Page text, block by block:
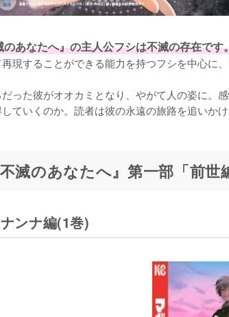
のあなたへ』の主人公フシは不滅の存在です
現することができる能力を持つフシを中心に
った彼がオオカミとなり、やがて人の姿に。
ていくのか。読者は彼の永遠の旅路を追いかけ
不滅のあなたへ』第一部「前
ンナ編(1巻)